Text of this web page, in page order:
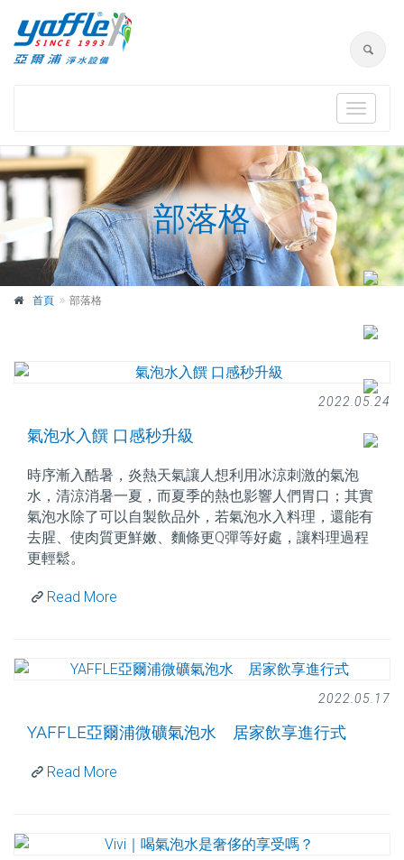
Toggle
部落格
首頁 部落格
2022.05.24
氣泡水入饌 口感秒升級
時序漸入酷暑，炎熱天氣讓人想利用冰涼刺激的氣泡
水，清涼消暑一夏，而夏季的熱也影響人們胃口；其實
氣泡水除了可以自製飲品外，若氣泡水入料理，還能有
去腥、使肉質更鮮嫩、麵條更Q彈等好處，讓料理過程
更輕鬆。
Read More
2022.05.17
YAFFLE亞爾浦微礦氣泡水 居家飲享進行式
Read More